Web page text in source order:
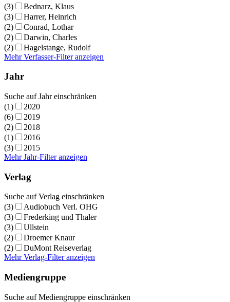
(3)
Bednarz, Klaus
(3)
Harrer, Heinrich
(2)
Conrad, Lothar
(2)
Darwin, Charles
(2)
Hagelstange, Rudolf
Mehr Verfasser-Filter anzeigen
Jahr
Suche auf Jahr einschränken
(1)
2020
(6)
2019
(2)
2018
(1)
2016
(3)
2015
Mehr Jahr-Filter anzeigen
Verlag
Suche auf Verlag einschränken
(3)
Audiobuch Verl. OHG
(3)
Frederking und Thaler
(3)
Ullstein
(2)
Droemer Knaur
(2)
DuMont Reiseverlag
Mehr Verlag-Filter anzeigen
Mediengruppe
Suche auf Mediengruppe einschränken